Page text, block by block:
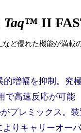
™ II
ど優れた機能が満載
増幅を抑制。究
で高速反応が可能
プレミックス。
よりキャリーオー